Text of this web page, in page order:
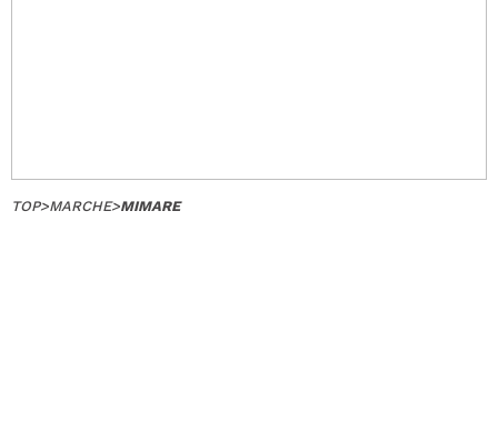
TOP>MARCHE>MIMARE